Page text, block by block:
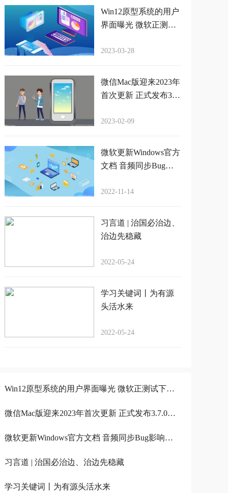
Win12原型系统的用户
界面曝光 微软正测试
2023-03-28
微信Mac版迎来2023年
首次更新 正式发布3.7.
2023-02-09
微软更新Windows官方
文档 音频同步Bug影
2022-11-14
习言道 | 治国必治边、
治边先稳藏
2022-05-24
学习关键词丨为有源
头活水来
2022-05-24
Win12原型系统的用户界面曝光 微软正测试下代桌面操作系统
微信Mac版迎来2023年首次更新 正式发布3.7.0升级
微软更新Windows官方文档 音频同步Bug影响视频录制应用
习言道 | 治国必治边、治边先稳藏
学习关键词丨为有源头活水来